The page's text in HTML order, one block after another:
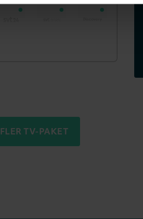
FLER TV-PAKET